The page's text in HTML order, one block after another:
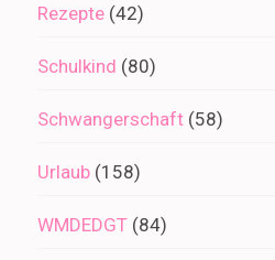
Rezepte (42)
Schulkind (80)
Schwangerschaft (58)
Urlaub (158)
WMDEDGT (84)